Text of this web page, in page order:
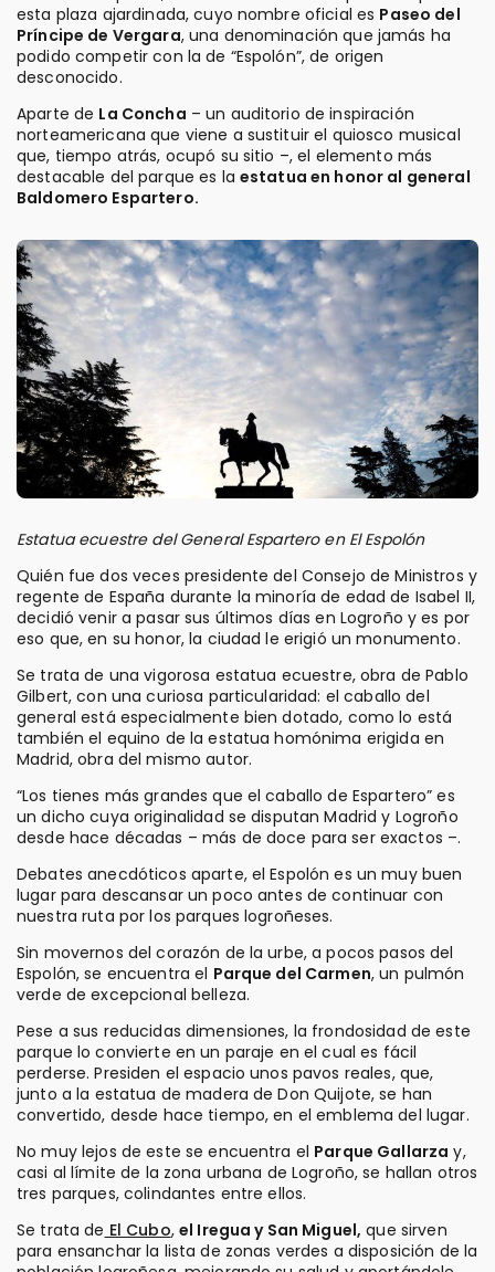
esta plaza ajardinada, cuyo nombre oficial es Paseo del
Príncipe de Vergara, una denominación que jamás ha
podido competir con la de “Espolón”, de origen
desconocido.
Aparte de La Concha – un auditorio de inspiración
norteamericana que viene a sustituir el quiosco musical
que, tiempo atrás, ocupó su sitio –, el elemento más
destacable del parque es la estatua en honor al general
Baldomero Espartero.
Estatua ecuestre del General Espartero en El Espolón
Quién fue dos veces presidente del Consejo de Ministros y
regente de España durante la minoría de edad de Isabel II,
decidió venir a pasar sus últimos días en Logroño y es por
eso que, en su honor, la ciudad le erigió un monumento.
Se trata de una vigorosa estatua ecuestre, obra de Pablo
Gilbert, con una curiosa particularidad: el caballo del
general está especialmente bien dotado, como lo está
también el equino de la estatua homónima erigida en
Madrid, obra del mismo autor.
“Los tienes más grandes que el caballo de Espartero” es
un dicho cuya originalidad se disputan Madrid y Logroño
desde hace décadas – más de doce para ser exactos –.
Debates anecdóticos aparte, el Espolón es un muy buen
lugar para descansar un poco antes de continuar con
nuestra ruta por los parques logroñeses.
Sin movernos del corazón de la urbe, a pocos pasos del
Espolón, se encuentra el Parque del Carmen, un pulmón
verde de excepcional belleza.
Pese a sus reducidas dimensiones, la frondosidad de este
parque lo convierte en un paraje en el cual es fácil
perderse. Presiden el espacio unos pavos reales, que,
junto a la estatua de madera de Don Quijote, se han
convertido, desde hace tiempo, en el emblema del lugar.
No muy lejos de este se encuentra el Parque Gallarza y,
casi al límite de la zona urbana de Logroño, se hallan otros
tres parques, colindantes entre ellos.
Se trata de El Cubo, el Iregua y San Miguel, que sirven
para ensanchar la lista de zonas verdes a disposición de la